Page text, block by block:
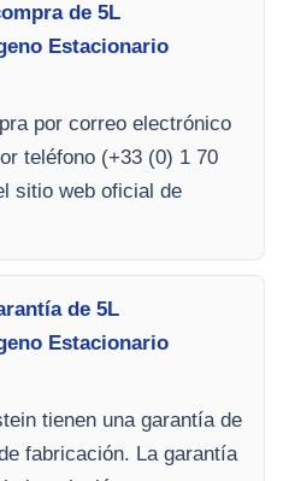
de 5L
Estacionario
por correo electrónico
teléfono (+33 (0) 1 70
sitio web oficial de
de 5L
Estacionario
tienen una garantía de
fabricación. La garantía